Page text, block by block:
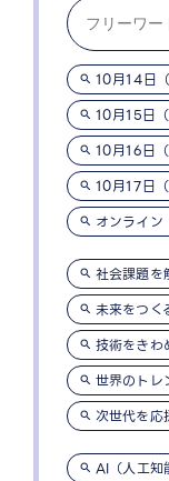
10月14日（
10月15日（
10月16日（
10月17日（
オンライン
社会課題を
未来をつく
技術をきわ
世界のトレ
次世代を応
AI（人工知